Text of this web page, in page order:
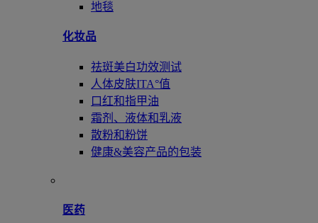
地毯
化妆品
祛斑美白功效测试
人体皮肤ITA°值
口红和指甲油
霜剂、液体和乳液
散粉和粉饼
健康&美容产品的包装
医药